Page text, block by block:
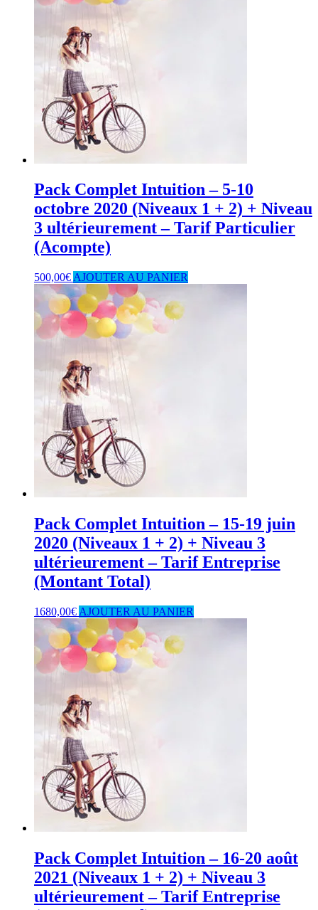
Pack Complet Intuition – 5-10
octobre 2020 (Niveaux 1 + 2) + Niveau
3 ultérieurement – Tarif Particulier
(Acompte)
500,00€ AJOUTER AU PANIER
Pack Complet Intuition – 15-19 juin
2020 (Niveaux 1 + 2) + Niveau 3
ultérieurement – Tarif Entreprise
(Montant Total)
1680,00€ AJOUTER AU PANIER
Pack Complet Intuition – 16-20 août
2021 (Niveaux 1 + 2) + Niveau 3
ultérieurement – Tarif Entreprise